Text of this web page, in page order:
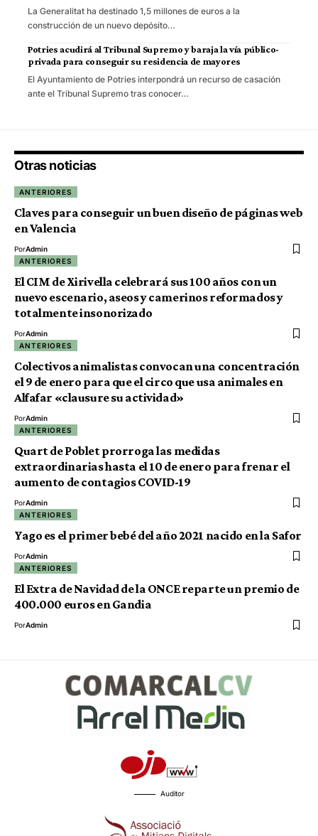
La Generalitat ha destinado 1,5 millones de euros a la
construcción de un nuevo depósito…
Potries acudirá al Tribunal Supremo y baraja la vía público-
privada para conseguir su residencia de mayores
El Ayuntamiento de Potries interpondrá un recurso de casación
ante el Tribunal Supremo tras conocer…
Otras noticias
ANTERIORES
Claves para conseguir un buen diseño de páginas web
en Valencia
PorAdmin
ANTERIORES
El CIM de Xirivella celebrará sus 100 años con un
nuevo escenario, aseos y camerinos reformados y
totalmente insonorizado
PorAdmin
ANTERIORES
Colectivos animalistas convocan una concentración
el 9 de enero para que el circo que usa animales en
Alfafar «clausure su actividad»
PorAdmin
ANTERIORES
Quart de Poblet prorroga las medidas
extraordinarias hasta el 10 de enero para frenar el
aumento de contagios COVID-19
PorAdmin
ANTERIORES
Yago es el primer bebé del año 2021 nacido en la Safor
PorAdmin
ANTERIORES
El Extra de Navidad de la ONCE reparte un premio de
400.000 euros en Gandia
PorAdmin
Auditor